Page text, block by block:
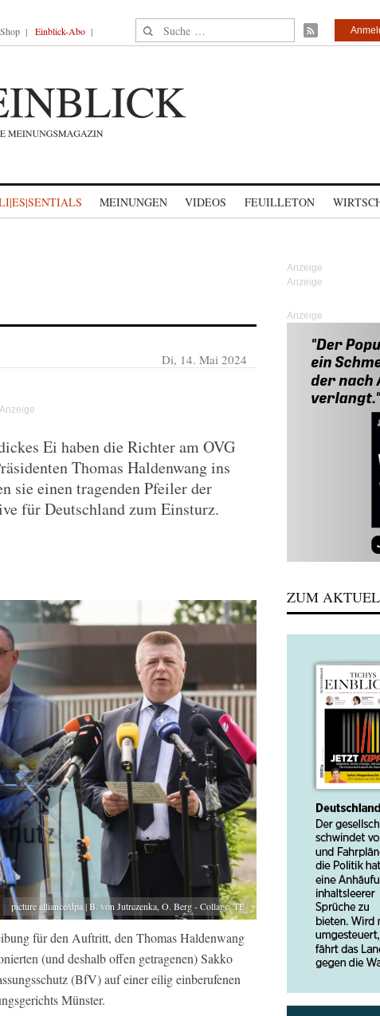
Shop Einblick-Abo Suche nach:
MEINUNGEN VIDEOS FEUILLETON
Di, 14. Mai 2024
Ei haben die Richter am OVG
Thomas Haldenwang ins
sie einen tragenden Pfeiler der
für Deutschland zum Einsturz.
picture alliance/dpa | B. von Jutrczenka, O. Berg - Collage: TE
für den Auftritt, den Thomas Haldenwang
(und deshalb offen getragenen) Sakko
(BfV) auf einer eilig einberufenen
Münster.
Anzeige
ZUM